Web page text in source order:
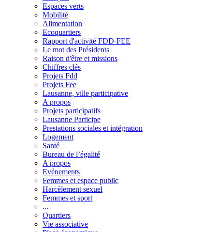
Espaces verts
Mobilité
Alimentation
Ecoquartiers
Rapport d'activité FDD-FEE
Le mot des Présidents
Raison d'être et missions
Chiffres clés
Projets Fdd
Projets Fee
Lausanne, ville participative
A propos
Projets participatifs
Lausanne Participe
Prestations sociales et intégration
Logement
Santé
Bureau de l’égalité
A propos
Evénements
Femmes et espace public
Harcèlement sexuel
Femmes et sport
...
Quartiers
Vie associative